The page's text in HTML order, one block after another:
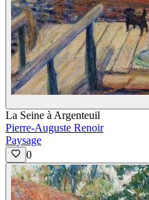
La Seine à Argenteuil
Pierre-Auguste Renoir
Paysage
0